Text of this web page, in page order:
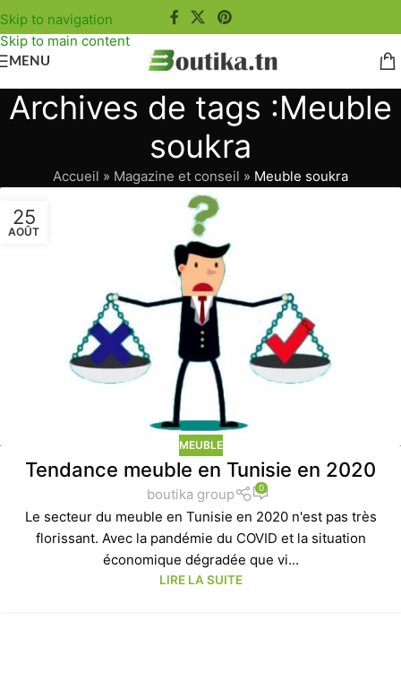
Skip to navigation
Skip to main content
MENU
Archives de tags :Meuble
soukra
Accueil » Magazine et conseil » Meuble soukra
25
AOÛT
MEUBLE
Tendance meuble en Tunisie en 2020
boutika group 0
Le secteur du meuble en Tunisie en 2020 n'est pas très
florissant. Avec la pandémie du COVID et la situation
économique dégradée que vi...
LIRE LA SUITE